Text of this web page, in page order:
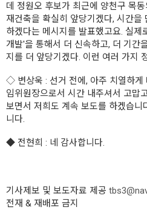
데 정원오 후보가 최근에 양천구 목
재건축을 확실히 앞당기겠다, 시간을
하겠다는 메시지를 발표했고요. 실
개발'을 통해서 더 신속하고, 더 기간
지를 더 앞당기겠다. 이런 여러 가지
◇ 변상욱 : 선거 전에, 아주 치열하
임위원장으로서 시간 내주셔서 고맙
보면서 저희도 계속 보도를 하겠습니
니다.
◆ 전현희 : 네 감사합니다.
기사제보 및 보도자료 제공
전재 & 재배포 금지